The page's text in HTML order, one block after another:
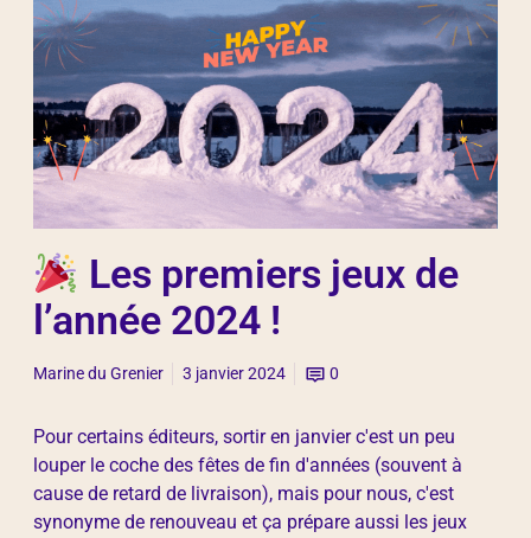
Les premiers jeux de
l’année 2024 !
Marine du Grenier 3 janvier 2024 0
Pour certains éditeurs, sortir en janvier c'est un peu
louper le coche des fêtes de fin d'années (souvent à
cause de retard de livraison), mais pour nous, c'est
synonyme de renouveau et ça prépare aussi les jeux